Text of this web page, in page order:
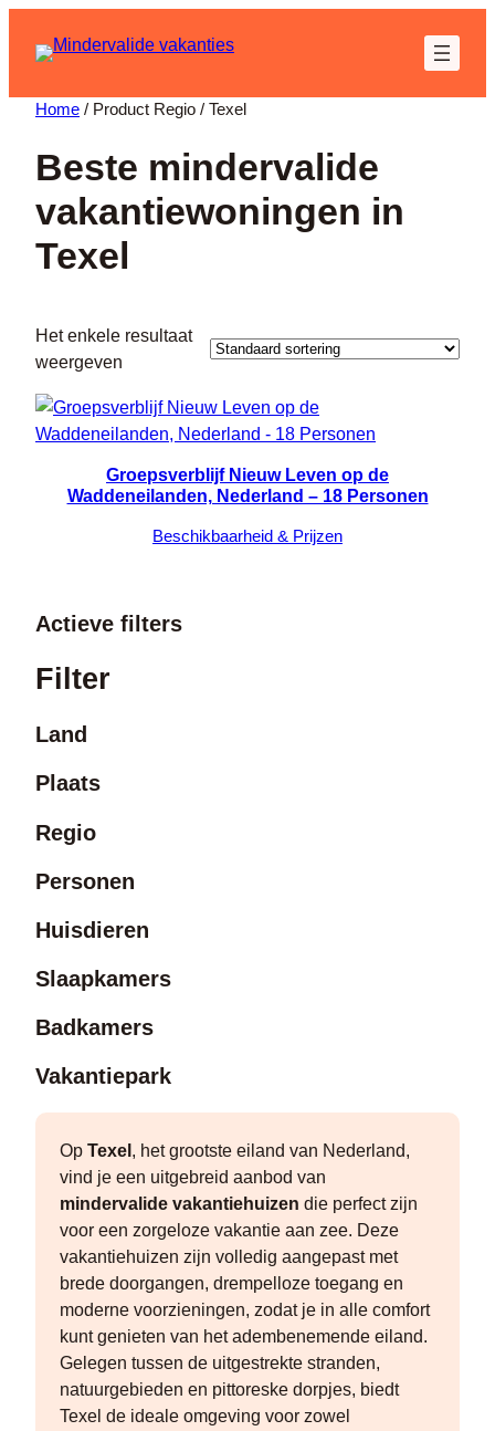
Home / Product Regio / Texel
Beste mindervalide
vakantiewoningen in
Texel
Het enkele resultaat
weergeven
Groepsverblijf Nieuw Leven op de
Waddeneilanden, Nederland – 18 Personen
Beschikbaarheid & Prijzen
Actieve filters
Filter
Land
Plaats
Regio
Personen
Huisdieren
Slaapkamers
Badkamers
Vakantiepark
OpTexel, het grootste eiland van Nederland,
vind je een uitgebreid aanbod van
mindervalide vakantiehuizen die perfect zijn
voor een zorgeloze vakantie aan zee. Deze
vakantiehuizen zijn volledig aangepast met
brede doorgangen, drempelloze toegang en
moderne voorzieningen, zodat je in alle comfort
kunt genieten van het adembenemende eiland.
Gelegen tussen de uitgestrekte stranden,
natuurgebieden en pittoreske dorpjes, biedt
Texel de ideale omgeving voor zowel